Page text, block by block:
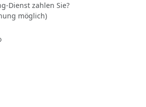
Dienst zahlen Sie?
möglich)